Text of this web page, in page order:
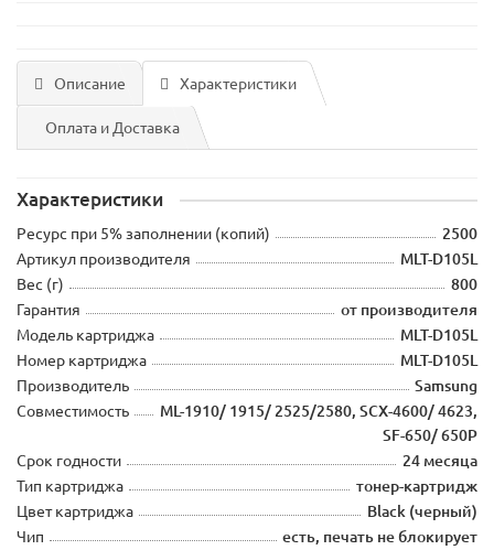
Описание Характеристики
Оплата и Доставка
Характеристики
Ресурс при 5% заполнении (копий) 2500
Артикул производителя MLT-D105L
Вес (г) 800
Гарантия от производителя
Модель картриджа MLT-D105L
Номер картриджа MLT-D105L
Производитель Samsung
Совместимость
ML-1910/ 1915/ 2525/2580, SCX-4600/ 4623,
SF-650/ 650P
Срок годности 24 месяца
Тип картриджа тонер-картридж
Цвет картриджа Black (черный)
Чип есть, печать не блокирует